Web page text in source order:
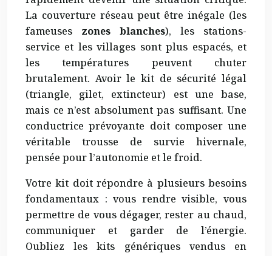
La couverture réseau peut être inégale (les
fameuses zones blanches), les stations-
service et les villages sont plus espacés, et
les températures peuvent chuter
brutalement. Avoir le kit de sécurité légal
(triangle, gilet, extincteur) est une base,
mais ce n’est absolument pas suffisant. Une
conductrice prévoyante doit composer une
véritable trousse de survie hivernale,
pensée pour l’autonomie et le froid.
Votre kit doit répondre à plusieurs besoins
fondamentaux : vous rendre visible, vous
permettre de vous dégager, rester au chaud,
communiquer et garder de l’énergie.
Oubliez les kits génériques vendus en